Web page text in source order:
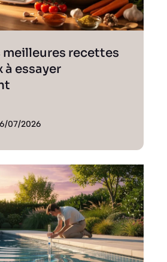
meilleures recettes
essayer
07/2026